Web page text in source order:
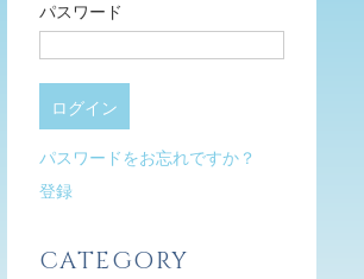
パスワード
パスワードをお忘れですか？
登録
CATEGORY